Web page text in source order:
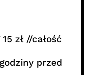
zł //całość
przed